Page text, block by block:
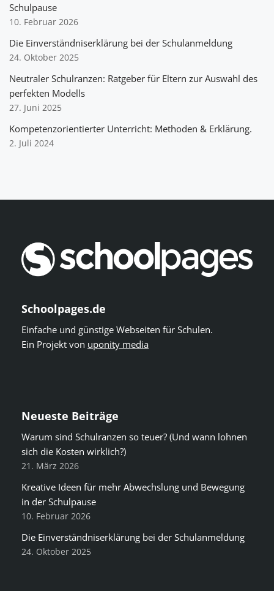
Schulpause
10. Februar 2026
Die Einverständniserklärung bei der Schulanmeldung
24. Oktober 2025
Neutraler Schulranzen: Ratgeber für Eltern zur Auswahl des
perfekten Modells
27. Juni 2025
Kompetenzorientierter Unterricht: Methoden & Erklärung.
2. Juli 2024
Schoolpages.de
Einfache und günstige Webseiten für Schulen.
Ein Projekt von uponity media
Neueste Beiträge
Warum sind Schulranzen so teuer? (Und wann lohnen
sich die Kosten wirklich?)
21. März 2026
Kreative Ideen für mehr Abwechslung und Bewegung
in der Schulpause
10. Februar 2026
Die Einverständniserklärung bei der Schulanmeldung
24. Oktober 2025